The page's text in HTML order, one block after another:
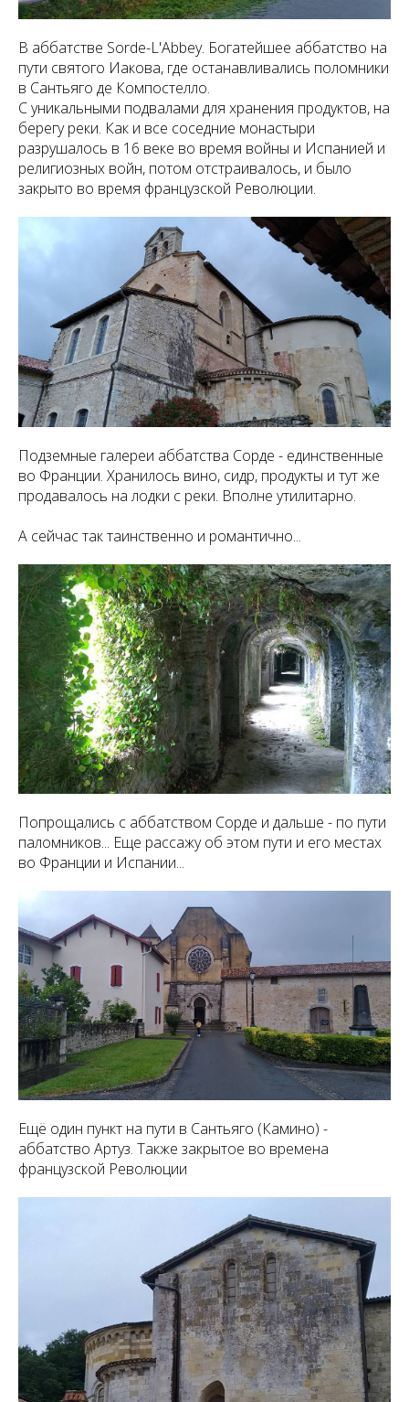
В аббатстве Sorde-L'Abbey. Богатейшее аббатство на
пути святого Иакова, где останавливались поломники
в Сантьяго де Компостелло.
С уникальными подвалами для хранения продуктов, на
берегу реки. Как и все соседние монастыри
разрушалось в 16 веке во время войны и Испанией и
религиозных войн, потом отстраивалось, и было
закрыто во время французской Революции.
Подземные галереи аббатства Сорде - единственные
во Франции. Хранилось вино, сидр, продукты и тут же
продавалось на лодки с реки. Вполне утилитарно.
А сейчас так таинственно и романтично...
Попрощались с аббатством Сорде и дальше - по пути
паломников... Еще рассажу об этом пути и его местах
во Франции и Испании...
Ещё один пункт на пути в Сантьяго (Камино) -
аббатство Артуз. Также закрытое во времена
французской Революции